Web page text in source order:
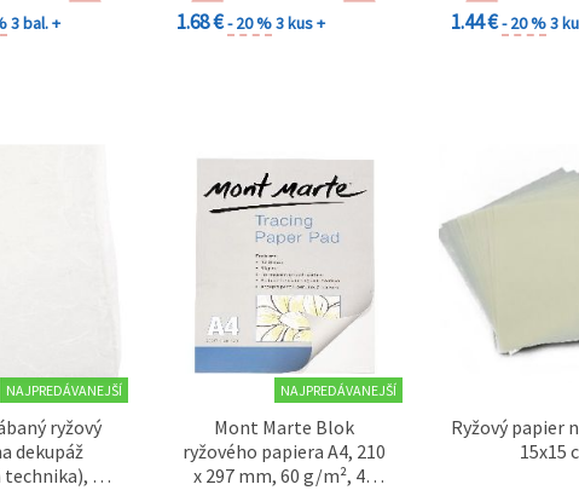
3 bal. + 1.68 €- 20 %3 kus + 1.44 €- 20 %3
NAJPREDÁVANEJŠÍ
ryžový
dekupáž
70
NAJPREDÁVANEJŠÍ
Mont Marte Blok
ryžového papiera A4, 210
x 297 mm, 60 g/m², 40
Ryžový papier
15x15